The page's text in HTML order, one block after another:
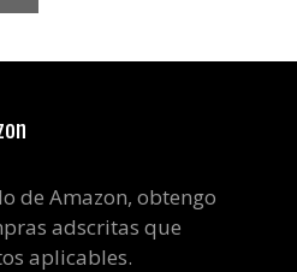
de Amazon, obtengo
adscritas que
aplicables.